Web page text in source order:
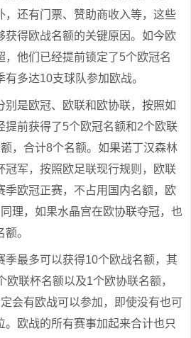
，还有门票、赞助商收入等，这些
获得欧战名额的关键原因。如今欧
，他们已经提前锁定了5个欧冠名
多达10支球队参加欧战。
别是欧冠、欧联和欧协联，按照如
提前获得了5个欧冠名额和2个欧联
，合计8个名额。如果诺丁汉森林
冠军，按照欧足联现行规则，欧联
季欧冠正赛，不占用国内名额，欧
理，如果水晶宫在欧协联夺冠，也
。
季最多可以获得10个欧战名额，其
欧联杯名额以及1个欧协联名额，
会有欧战可以参加，即使没有也可
。欧战的所有赛事加起来合计也只